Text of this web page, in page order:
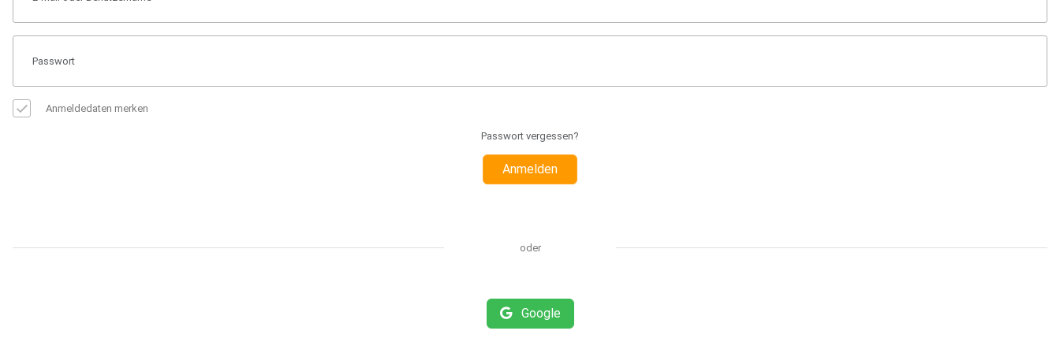
Anmeldedaten merken
Passwort vergessen?
Anmelden
oder
Google